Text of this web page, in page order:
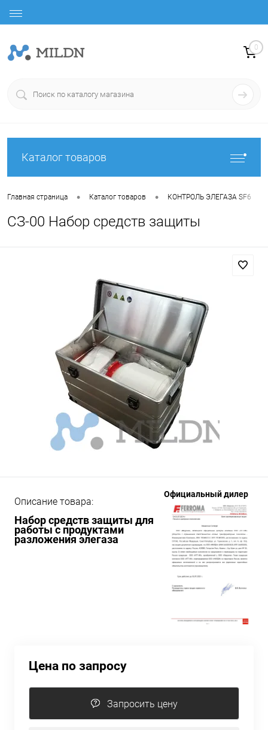
0
Каталог товаров
Главная страница • Каталог товаров • КОНТРОЛЬ ЭЛЕГАЗА SF6
СЗ-00 Набор средств защиты
Описание товара:
Набор средств защиты для
работыс продуктами
разложения элегаза
Официальный дилер
Цена по запросу
Запросить цену